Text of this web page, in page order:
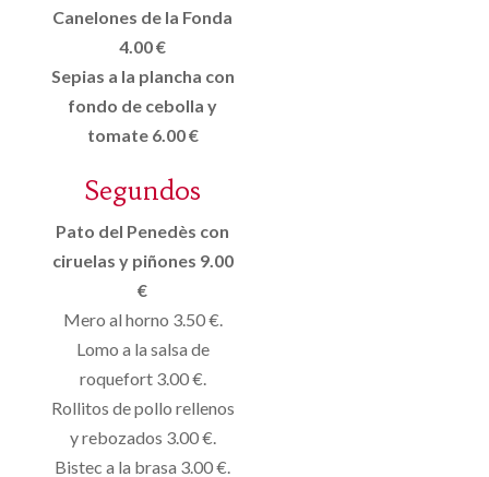
Canelones de la Fonda
4.00 €
Sepias a la plancha con
fondo de cebolla y
tomate 6.00 €
Segundos
Pato del Penedès con
ciruelas y piñones 9.00
€
Mero al horno 3.50 €.
Lomo a la salsa de
roquefort 3.00 €.
Rollitos de pollo rellenos
y rebozados 3.00 €.
Bistec a la brasa 3.00 €.